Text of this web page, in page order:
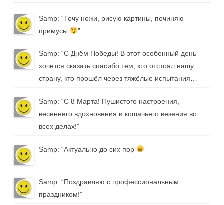
Samp: “Точу ножи, рисую картины, починяю
примусы
”
Samp: “С Днём Победы! В этот особенный день
хочется сказать спасибо тем, кто отстоял нашу
страну, кто прошёл через тяжёлые испытания…”
Samp: “С 8 Марта! Пушистого настроения,
весеннего вдохновения и кошачьего везения во
всех делах!”
Samp: “Актуально до сих пор ”
Samp: “Поздравляю с профессиональным
праздником!”